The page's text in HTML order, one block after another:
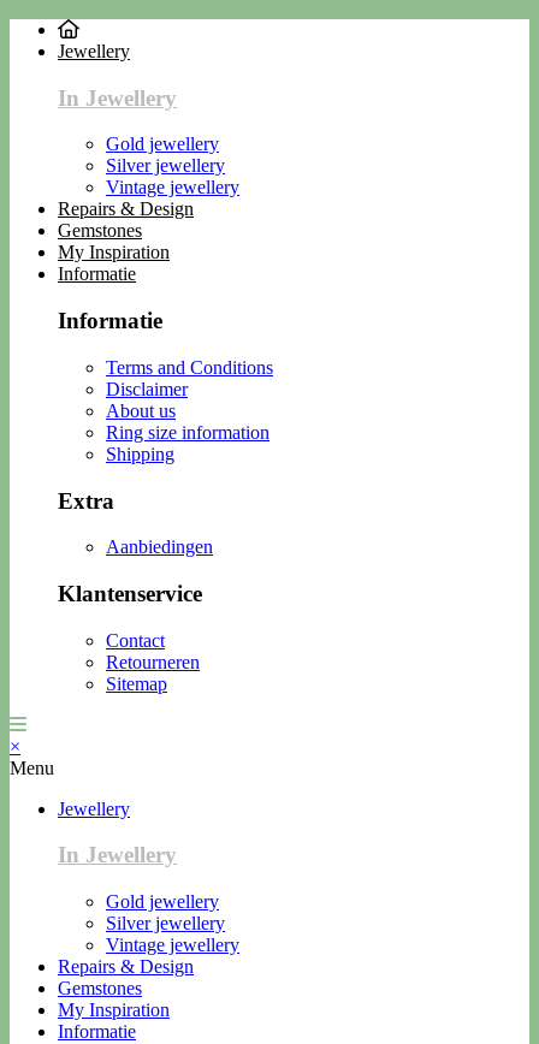
Jewellery
In Jewellery
Gold jewellery
Silver jewellery
Vintage jewellery
Repairs & Design
Gemstones
My Inspiration
Informatie
Informatie
Terms and Conditions
Disclaimer
About us
Ring size information
Shipping
Extra
Aanbiedingen
Klantenservice
Contact
Retourneren
Sitemap
×
Menu
Jewellery
In Jewellery
Gold jewellery
Silver jewellery
Vintage jewellery
Repairs & Design
Gemstones
My Inspiration
Informatie